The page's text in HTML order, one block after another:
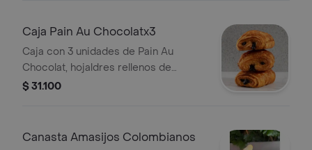
Caja Pain Au Chocolatx3
Caja con 3 unidades de Pain Au
Chocolat, hojaldres rellenos de
chocolate.
$ 31.100
Canasta Amasijos Colombianos